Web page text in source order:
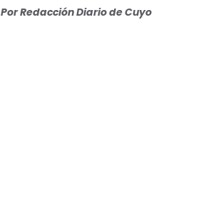
PorRedacción Diario de Cuyo